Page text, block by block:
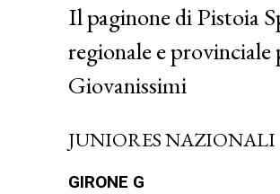
Il paginone di Pistoia
regionale e
Giovanissimi
JUNIORES NAZIONALI
GIRONE G